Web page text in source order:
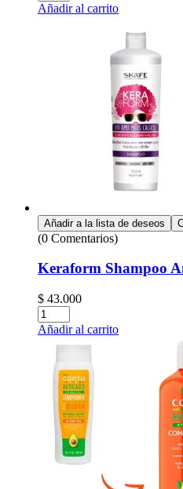
Añadir al carrito
Añadir a la lista de deseos
(0 Comentarios)
Keraform Shampoo
$ 43.000
Cantidad:
Añadir al carrito